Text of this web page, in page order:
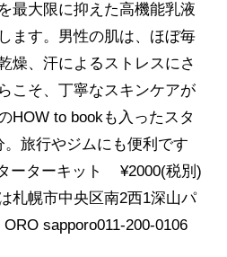
最大限に抑えた高機能乳液
ます。男性の肌は、ほぼ毎
燥、汗によるストレスにさ
こそ、丁寧なスキンケアが
HOW to bookも入ったスタ
旅行やジムにも便利です
ーターキット ¥2000(税別)
札幌市中央区南2西1深山パ
sapporo011-200-0106